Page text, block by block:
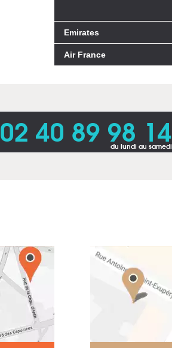
Emirates
Air France
02 40 89 98 14
du lundi au samedi